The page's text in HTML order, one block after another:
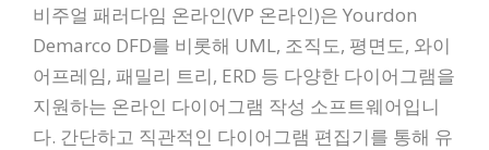
비주얼 패러다임 온라인(VP 온라인)은 Yourdon
Demarco DFD를 비롯해 UML, 조직도, 평면도, 와이
어프레임, 패밀리 트리, ERD 등 다양한 다이어그램을
지원하는 온라인 다이어그램 작성 소프트웨어입니
다. 간단하고 직관적인 다이어그램 편집기를 통해 유